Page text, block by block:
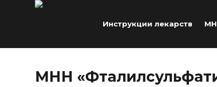
Инструкции лекарств
МНН